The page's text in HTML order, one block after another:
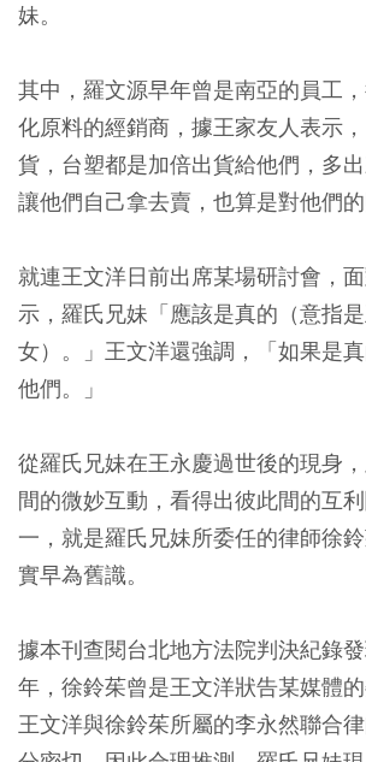
妹。
其中，羅文源早年曾是南亞的員工
化原料的經銷商，據王家友人表示
貨，台塑都是加倍出貨給他們，多
讓他們自己拿去賣，也算是對他們的
就連王文洋日前出席某場研討會，
示，羅氏兄妹「應該是真的（意指
女）。」王文洋還強調，「如果是
他們。」
從羅氏兄妹在王永慶過世後的現身
間的微妙互動，看得出彼此間的互
一，就是羅氏兄妹所委任的律師徐
實早為舊識。
據本刊查閱台北地方法院判決紀錄
年，徐鈴茱曾是王文洋狀告某媒體
王文洋與徐鈴茱所屬的李永然聯合